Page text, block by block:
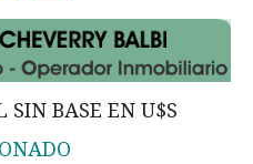
SIN BASE EN U$S